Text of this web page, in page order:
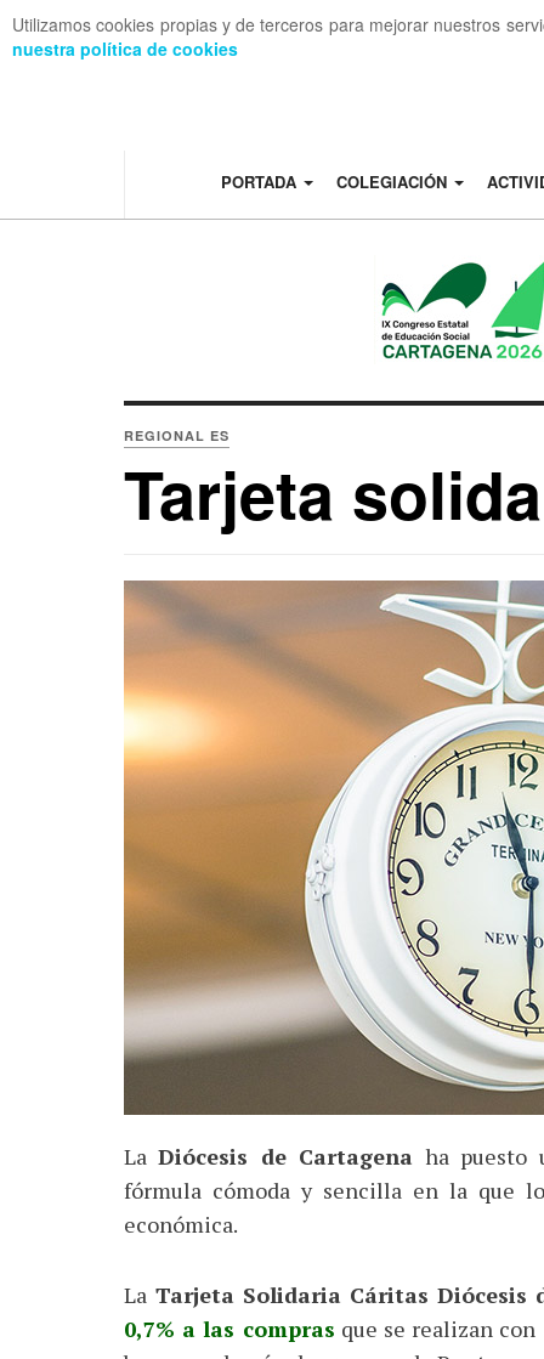
Utilizamos cookies propias y de terceros para mejorar nuestros
nuestra política de cookies
PORTADA COLEGIACIÓN
REGIONAL ES
Tarjeta
LaDiócesis de Cartagena ha puesto
fórmula cómoda y sencilla en la que
económica.
La Tarjeta Solidaria Cáritas Diócesis
0,7% a las compras que se realizan